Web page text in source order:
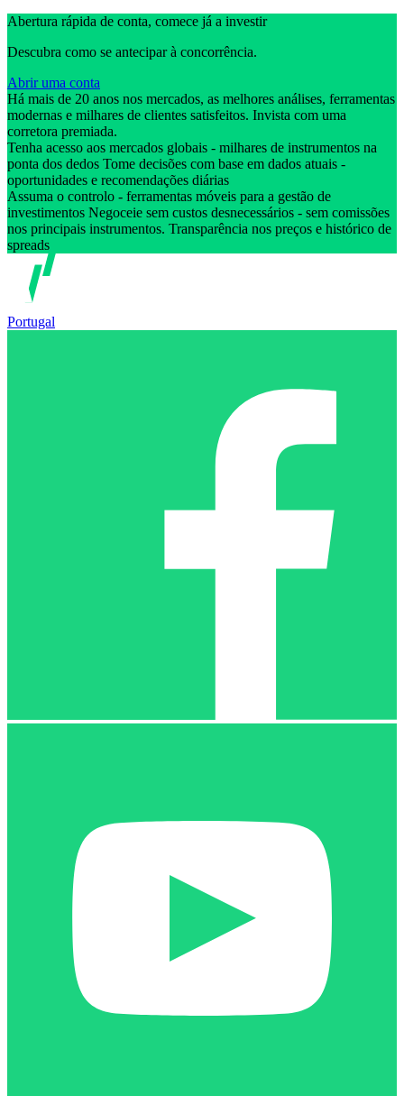
Abertura rápida de conta, comece já a investir
Descubra como se antecipar à concorrência.
Abrir uma conta
Há mais de 20 anos nos mercados, as melhores análises, ferramentas
modernas e milhares de clientes satisfeitos. Invista com uma
corretora premiada.
Tenha acesso aos mercados globais - milhares de instrumentos na
ponta dos dedos Tome decisões com base em dados atuais -
oportunidades e recomendações diárias
Assuma o controlo - ferramentas móveis para a gestão de
investimentos Negoceie sem custos desnecessários - sem comissões
nos principais instrumentos. Transparência nos preços e histórico de
spreads
Portugal